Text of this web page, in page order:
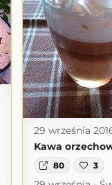
29 września
Kawa
80 3